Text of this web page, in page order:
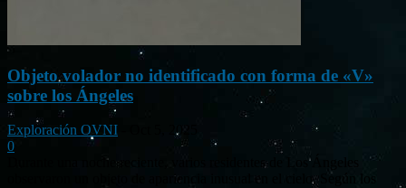
Objeto volador no identificado con forma de «V»
sobre los Ángeles
Exploración OVNI
Oct 5, 2025
0
Durante una noche reciente, varios residentes de Los Ángeles
observaron un objeto de apariencia inusual en el cielo. Según los